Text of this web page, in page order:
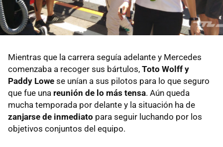
Mientras que la carrera seguía adelante y Mercedes
comenzaba a recoger sus bártulos, Toto Wolff y
Paddy Lowe se unían a sus pilotos para lo que seguro
que fue una reunión de lo más tensa. Aún queda
mucha temporada por delante y la situación ha de
zanjarse de inmediato para seguir luchando por los
objetivos conjuntos del equipo.